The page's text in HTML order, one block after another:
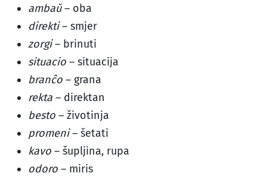
ambaŭ– oba
direkti– smjer
zorgi– brinuti
situacio – situacija
branĉo – grana
rekta – direktan
besto – životinja
promeni– šetati
kavo – šupljina, rupa
odoro – miris